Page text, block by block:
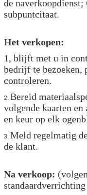
de naverkoopdienst;
subpuntcitaat.
Het verkopen:
1, blijft met u in
bedrijf te bezoeken,
controleren.
2. Bereid
volgende kaarten
en keur op elk
3. Meld regelmatig
de klant.
Na verkoop: